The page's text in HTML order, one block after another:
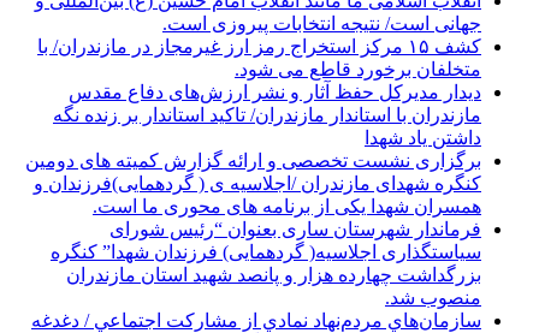
جهانی است/ نتیجه انتخابات پیروزی است.
کشف ۱۵ مرکز استخراج رمز ارز غیرمجاز در مازندران/ با
متخلفان برخورد قاطع می شود.
دیدار مدیرکل حفظ آثار و نشر ارزش‌های دفاع مقدس
مازندران با استاندار مازندران/ تاکید استاندار بر زنده نگه
داشتن یاد شهدا
برگزاری نشست تخصصی و ارائه گزارش کمیته های دومین
کنگره شهدای مازندران /اجلاسیه ی ( گردهمایی)فرزندان و
همسران شهدا یکی از برنامه های محوری ما است.
فرماندار شهرستان ساری بعنوان “رئیس شورای
سیاستگذاری اجلاسیه( گردهمایی) فرزندان شهدا” کنگره
بزرگداشت چهارده هزار و پانصد شهید استان مازندران
منصوب شد.
سازمان‌هاي مردم‌نهاد نمادي از مشاركت اجتماعي / دغدغه